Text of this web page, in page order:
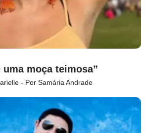
uma moça teimosa”
- Por Samária Andrade